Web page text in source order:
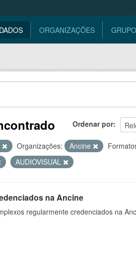
ORGANIZAÇÕES
Ordenar por
Organizações: Ancine
AUDIOVISUAL
na Ancine
regularmente credenciados na